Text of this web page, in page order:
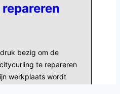
bezig om de
te repareren
werkplaats wordt